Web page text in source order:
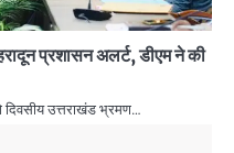
प्रशासन अलर्ट, डीएम ने की
दिवसीय उत्तराखंड भ्रमण…